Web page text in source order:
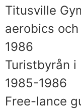
Titusville
aerobics
1986
Turistbyrån
1985-1986
Free-lance